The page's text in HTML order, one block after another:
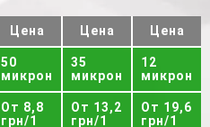
Цена Цена Цена
50
микрон
35
микрон
12
микрон
От 8,8
грн/1
От 13,2
грн/1
От 19,6
грн/1